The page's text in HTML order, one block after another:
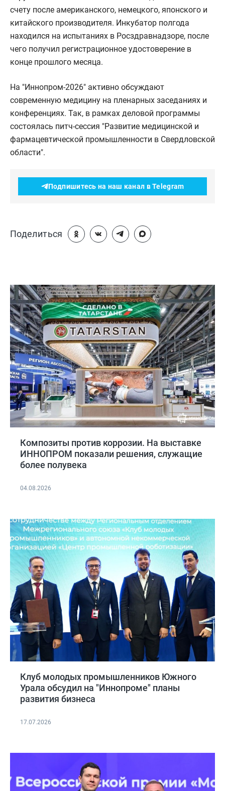
счету после американского, немецкого, японского и
китайского производителя. Инкубатор полгода
находился на испытаниях в Росздравнадзоре, после
чего получил регистрационное удостоверение в
конце прошлого месяца.
На "Иннопром-2026" активно обсуждают
современную медицину на пленарных заседаниях и
конференциях. Так, в рамках деловой программы
состоялась питч-сессия "Развитие медицинской и
фармацевтической промышленности в Свердловской
области".
Подпишитесь на наш канал в Telegram
Поделиться
Композиты против коррозии. На выставке
ИННОПРОМ показали решения, служащие
более полувека
04.08.2026
Клуб молодых промышленников Южного
Урала обсудил на "Иннопроме" планы
развития бизнеса
17.07.2026